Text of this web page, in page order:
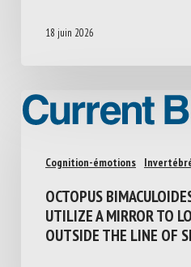
18 juin 2026
Cognition-émotions
OCTOPUS
UTILIZE A MIRROR TO
OUTSIDE THE LINE OF